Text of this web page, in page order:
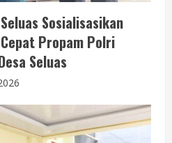
Sosialisasikan
Propam Polri
Seluas